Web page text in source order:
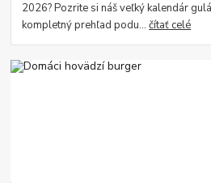
2026? Pozrite si náš veľký kalendár
kompletný prehľad podu...čítať celé